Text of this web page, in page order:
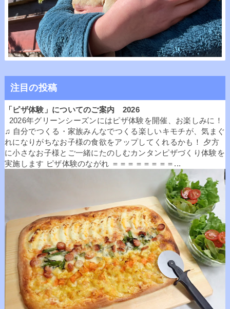
注目の投稿
「ピザ体験」についてのご案内 2026
2026年グリーンシーズンにはピザ体験を開催、お楽しみに！
♫ 自分でつくる・家族みんなでつくる楽しいキモチが、気まぐ
れになりがちなお子様の食欲をアップしてくれるかも！ 夕方
に小さなお子様とご一緒にたのしむカンタンピザづくり体験を
実施します ピザ体験のながれ ＝＝＝＝＝＝＝＝...